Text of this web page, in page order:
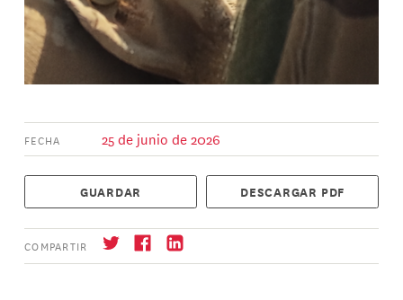
FECHA 25 de junio de 2026
GUARDAR DESCARGAR PDF
COMPARTIR